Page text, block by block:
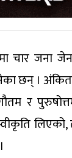
जना
छन् ।
र